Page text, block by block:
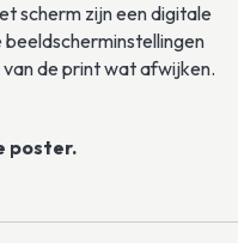
scherm zijn een digitale
de print wat afwijken.
poster.